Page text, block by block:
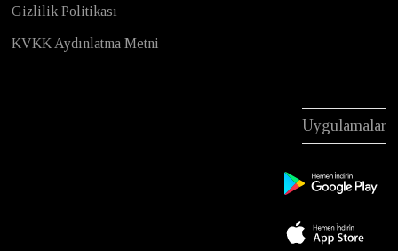
Gizlilik Politikası
KVKK Aydınlatma Metni
Uygulamalar